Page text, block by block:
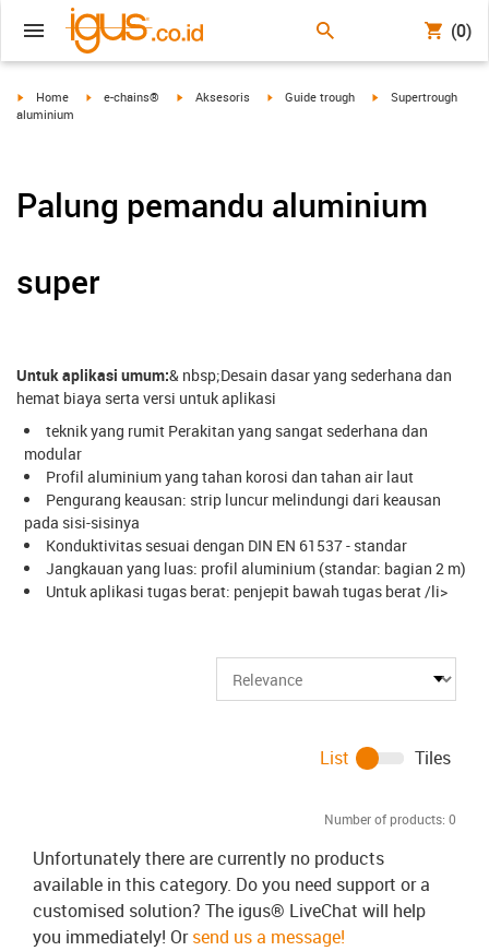
(0)
igus-icon-arrow-right
Home igus-icon-arrow-right
e-chains® igus-icon-arrow-right
Aksesoris igus-icon-arrow-right
Guide trough igus-icon-arrow-right
Supertrough
aluminium
Palung pemandu aluminium
super
Untuk aplikasi umum:& nbsp;Desain dasar yang sederhana dan
hemat biaya serta versi untuk aplikasi
teknik yang rumit Perakitan yang sangat sederhana dan
modular
Profil aluminium yang tahan korosi dan tahan air laut
Pengurang keausan: strip luncur melindungi dari keausan
pada sisi-sisinya
Konduktivitas sesuai dengan DIN EN 61537 - standar
Jangkauan yang luas: profil aluminium (standar: bagian 2 m)
Untuk aplikasi tugas berat: penjepit bawah tugas berat /li>
Number of products: 0
List Tiles
Unfortunately there are currently no products
available in this category. Do you need support or a
customised solution? The igus® LiveChat will help
you immediately! Orsend us a message!